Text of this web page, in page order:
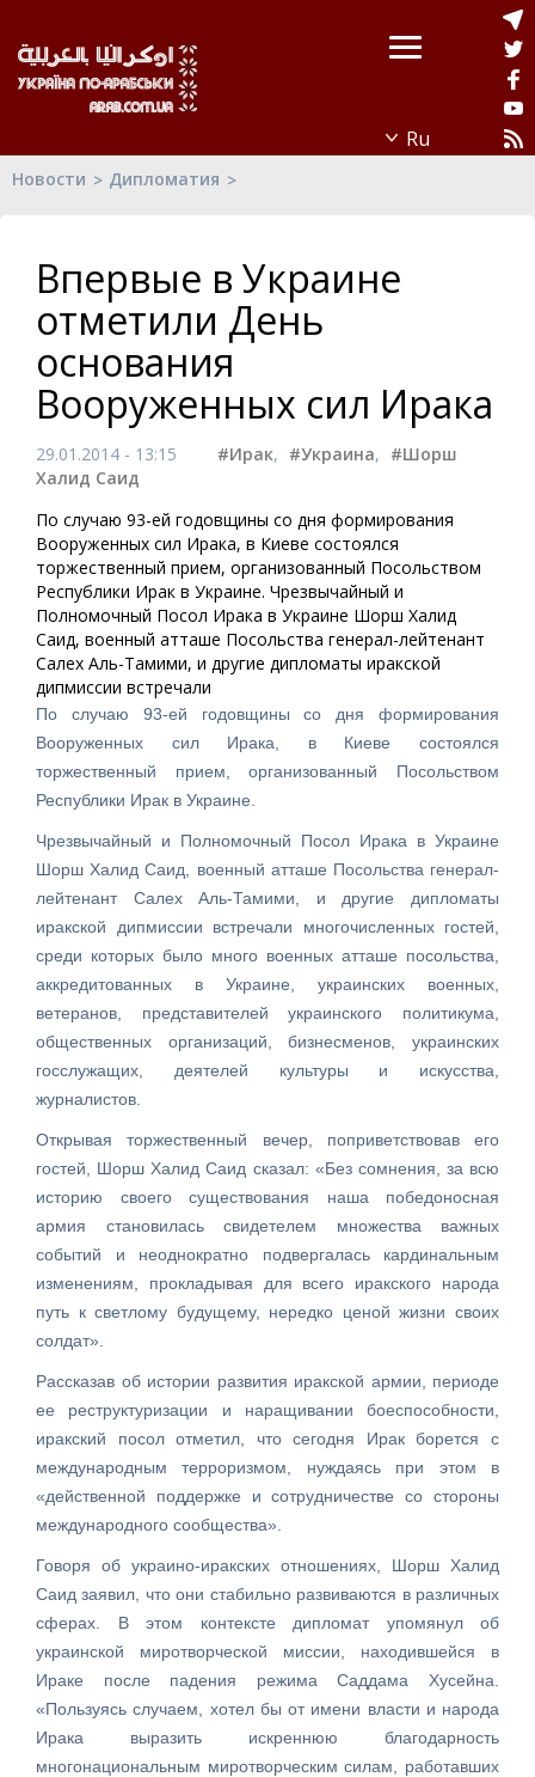
Новости Дипломатия
Впервые в Украине
отметили День
основания
Вооруженных сил Ирака
29.01.2014 - 13:15 #Ирак, #Украина, #Шорш
Халид Саид
По случаю 93-ей годовщины со дня формирования
Вооруженных сил Ирака, в Киеве состоялся
торжественный прием, организованный Посольством
Республики Ирак в Украине. Чрезвычайный и
Полномочный Посол Ирака в Украине Шорш Халид
Саид, военный атташе Посольства генерал-лейтенант
Салех Аль-Тамими, и другие дипломаты иракской
дипмиссии встречали
По случаю 93-ей годовщины со дня формирования
Вооруженных сил Ирака, в Киеве состоялся
торжественный прием, организованный Посольством
Республики Ирак в Украине.
Чрезвычайный и Полномочный Посол Ирака в Украине
Шорш Халид Саид, военный атташе Посольства генерал-
лейтенант Салех Аль-Тамими, и другие дипломаты
иракской дипмиссии встречали многочисленных гостей,
среди которых было много военных атташе посольства,
аккредитованных в Украине, украинских военных,
ветеранов, представителей украинского политикума,
общественных организаций, бизнесменов, украинских
госслужащих, деятелей культуры и искусства,
журналистов.
Открывая торжественный вечер, поприветствовав его
гостей, Шорш Халид Саид сказал: «Без сомнения, за всю
историю своего существования наша победоносная
армия становилась свидетелем множества важных
событий и неоднократно подвергалась кардинальным
изменениям, прокладывая для всего иракского народа
путь к светлому будущему, нередко ценой жизни своих
солдат».
Рассказав об истории развития иракской армии, периоде
ее реструктуризации и наращивании боеспособности,
иракский посол отметил, что сегодня Ирак борется с
международным терроризмом, нуждаясь при этом в
«действенной поддержке и сотрудничестве со стороны
международного сообщества».
Говоря об украино-иракских отношениях, Шорш Халид
Саид заявил, что они стабильно развиваются в различных
сферах. В этом контексте дипломат упомянул об
украинской миротворческой миссии, находившейся в
Ираке после падения режима Саддама Хусейна.
«Пользуясь случаем, хотел бы от имени власти и народа
Ирака выразить искреннюю благодарность
многонациональным миротворческим силам, работавших